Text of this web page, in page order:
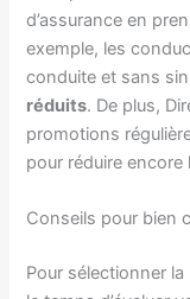
d’assurance en
exemple, les
conduite et sans
réduits. De plus,
promotions
pour réduire
Conseils pour bien
Pour sélectionner